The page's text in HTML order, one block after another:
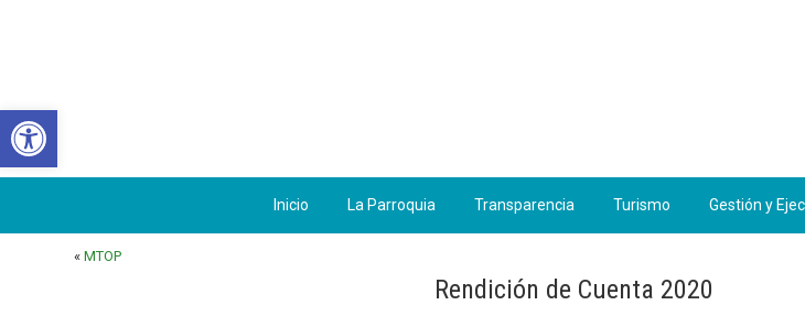
Inicio La Parroquia Transparencia Turismo Gestión y
«MTOP
Rendición de Cuenta 2020
Abrir barra de herramientas